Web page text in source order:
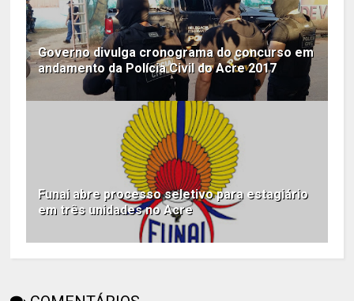
Governo divulga cronograma do concurso em
andamento da Polícia Civil do Acre 2017
Funai abre processo seletivo para estagiário
em três unidades no Acre